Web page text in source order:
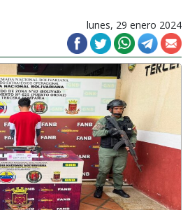
lunes, 29 enero 2024